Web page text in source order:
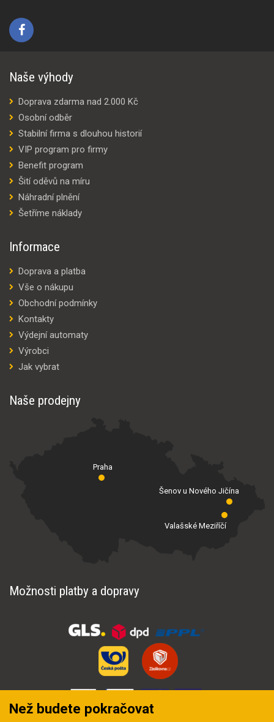
Naše výhody
Doprava zdarma nad 2.000 Kč
Osobní odběr
Stabilní firma s dlouhou historií
VIP program pro firmy
Benefit program
Šití oděvů na míru
Náhradní plnění
Šetříme náklady
Informace
Doprava a platba
Vše o nákupu
Obchodní podmínky
Kontakty
Výdejní automaty
Výrobci
Jak vybrat
Naše prodejny
Praha
Valašské Meziříčí
Šenov u Nového Jičína
Možnosti platby a dopravy
Než budete pokračovat